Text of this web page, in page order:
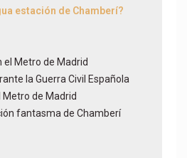
estación de Chamberí?
el Metro de Madrid
la Guerra Civil Española
Metro de Madrid
fantasma de Chamberí